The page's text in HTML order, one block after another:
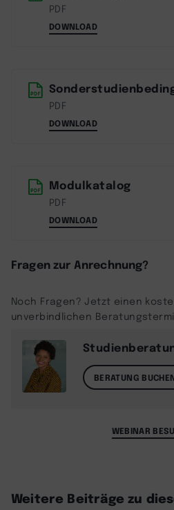
PDF
DOWNLOAD
PDF
DOWNLOAD
Modulkatalog
PDF
DOWNLOAD
Fragen zur Anrechnung?
Noch Fragen? Jetzt einen
unverbindlichen
BERATUNG
WEBINAR
Weitere Beiträge zu